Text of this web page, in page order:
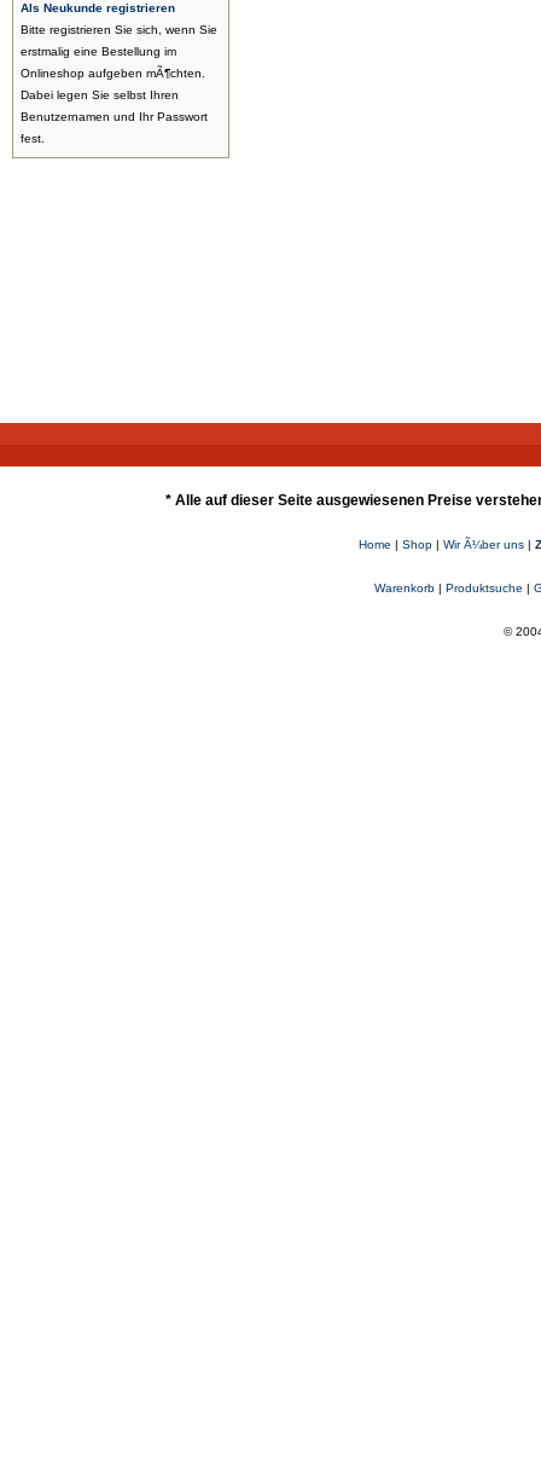
Als Neukunde registrieren
Bitte registrieren Sie sich, wenn Sie
erstmalig eine Bestellung im
Onlineshop aufgeben mÃ¶chten.
Dabei legen Sie selbst Ihren
Benutzernamen und Ihr Passwort
fest.
* Alle auf dieser Seite ausgewiesenen Preise
Home | Shop| Wir Ã¼ber uns|
Warenkorb| Produktsuche |
©